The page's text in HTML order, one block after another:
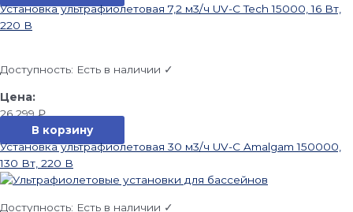
Установка ультрафиолетовая 7,2 м3/ч UV-C Tech 15000, 16 Вт,
220 В
Доступность: Есть в наличии ✓
26 299₽
В корзину
Установка ультрафиолетовая 30 м3/ч UV-C Amalgam 150000,
130 Вт, 220 В
Доступность: Есть в наличии ✓